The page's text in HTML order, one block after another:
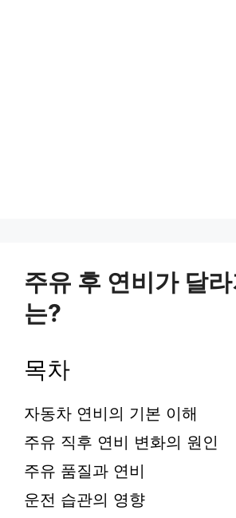
주유 후 연비가 달
는?
목차
자동차 연비의 기본 이해
주유 직후 연비 변화의 원인
주유 품질과 연비
운전 습관의 영향